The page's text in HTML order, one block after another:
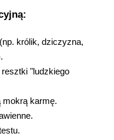
królik, dziczyzna,
"ludzkiego
mokrą karmę.